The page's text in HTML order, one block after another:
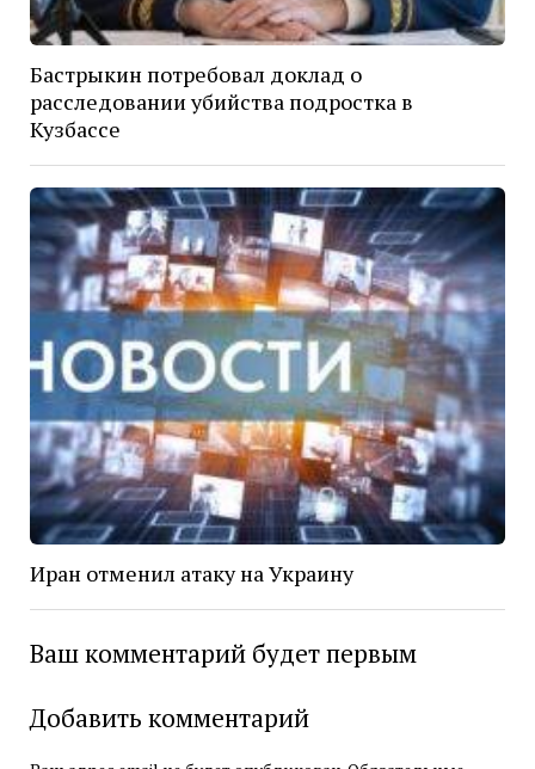
Бастрыкин потребовал доклад о
расследовании убийства подростка в
Кузбассе
Иран отменил атаку на Украину
Ваш комментарий будет первым
Добавить комментарий